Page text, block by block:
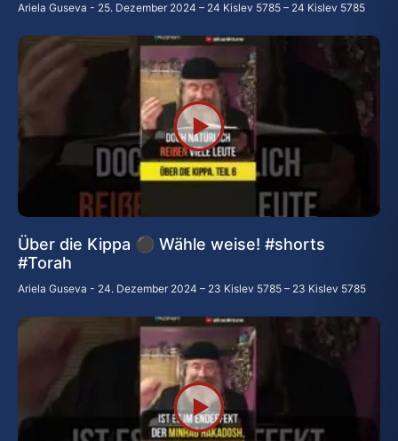
Ariela Guseva 25. Dezember 2024 – 24 Kislev 5785 – 24 Kislev 5785
Über die Kippa ⚫ Wähle weise! #shorts
#Torah
Ariela Guseva 24. Dezember 2024 – 23 Kislev 5785 – 23 Kislev 5785